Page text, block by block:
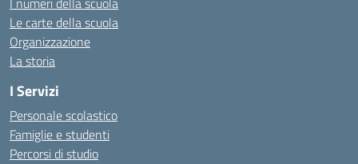
Le carte della scuola
Organizzazione
La storia
I Servizi
Personale scolastico
Famiglie e studenti
Percorsi di studio